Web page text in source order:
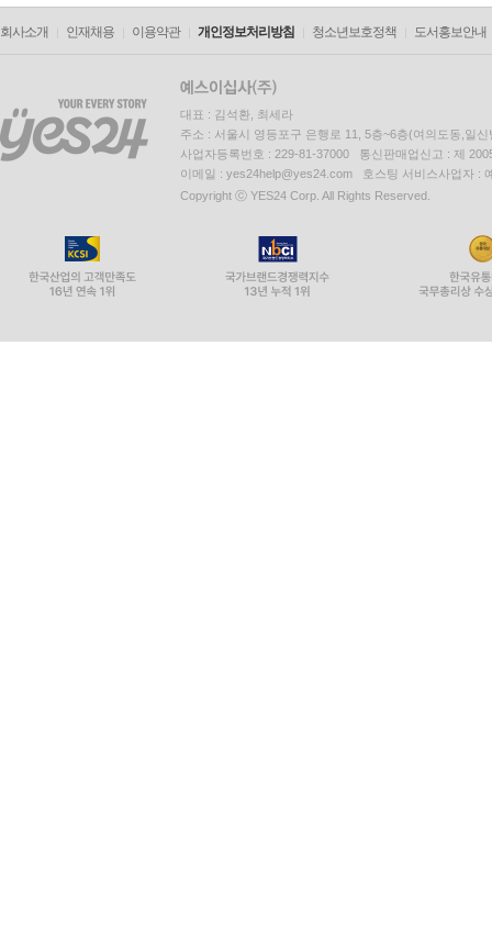
회사소개 인재채용 이용약관 개인정보처리방침 청소년보호정책 도서홍보안내
대표 : 김석환, 최세라
주소 : 서울시 영등포구 은행로 11, 5층~6층(여의도동,일신
사업자등록번호 : 229-81-37000 통신판매업신고 : 제
이메일 : yes24help@yes24.com 호스팅 서비스사업자 :
Copyright ⓒ YES24 Corp. All Rights Reserved.